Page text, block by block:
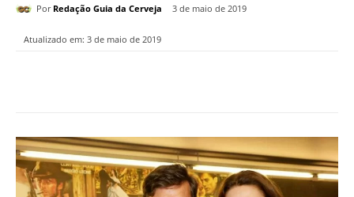
Por Redação Guia da Cerveja 3 de maio de 2019
Atualizado em: 3 de maio de 2019